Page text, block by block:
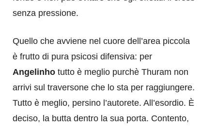
senza pressione.
Quello che avviene nel cuore dell’area piccola
è frutto di pura psicosi difensiva: per
Angelinho tutto è meglio purchè Thuram non
arrivi sul traversone che lo sta per raggiungere.
Tutto è meglio, persino l’autorete. All’esordio. È
deciso, la butta dentro la sua porta. Contento,